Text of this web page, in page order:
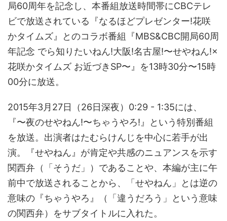
局60周年を記念し、本番組放送時間帯にCBCテレ
ビで放送されている『なるほどプレゼンター!花咲
かタイムズ』とのコラボ番組『MBS&CBC開局60周
年記念 でら知りたいねん!大阪!名古屋!〜せやねん!×
花咲かタイムズ お近づきSP〜』を13時30分〜15時
00分に放送。
2015年3月27日（26日深夜）0:29 - 1:35には、
『〜夜のせやねん!〜ちゃうやろ!』という特別番組
を放送。出演者はたむらけんじを中心に若手が出
演。『せやねん』が肯定や共感のニュアンスを示す
関西弁（「そうだ」）であることや、本編が主に午
前中で放送されることから、「せやねん」とは逆の
意味の『ちゃうやろ』（「違うだろう」という意味
の関西弁）をサブタイトルに入れた。